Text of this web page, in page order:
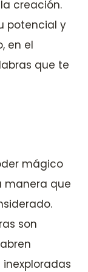
creación.
potencial y
en el
que te
mágico
manera que
son